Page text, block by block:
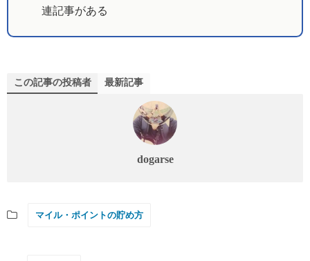
連記事がある
この記事の投稿者 最新記事
dogarse
マイル・ポイントの貯め方